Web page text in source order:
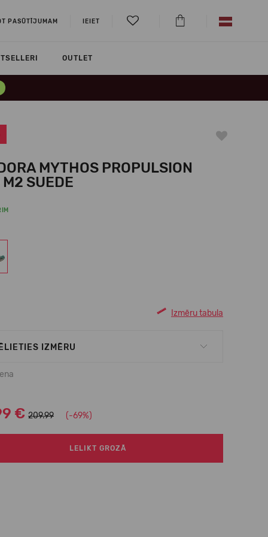
PASŪTĪJUMAM IEIET
OUTLET
MYTHOS PROPULSION
SUEDE
Izmēru tabula
IZMĒRU
€ 209.99 (-69%)
LELIKT GROZĀ